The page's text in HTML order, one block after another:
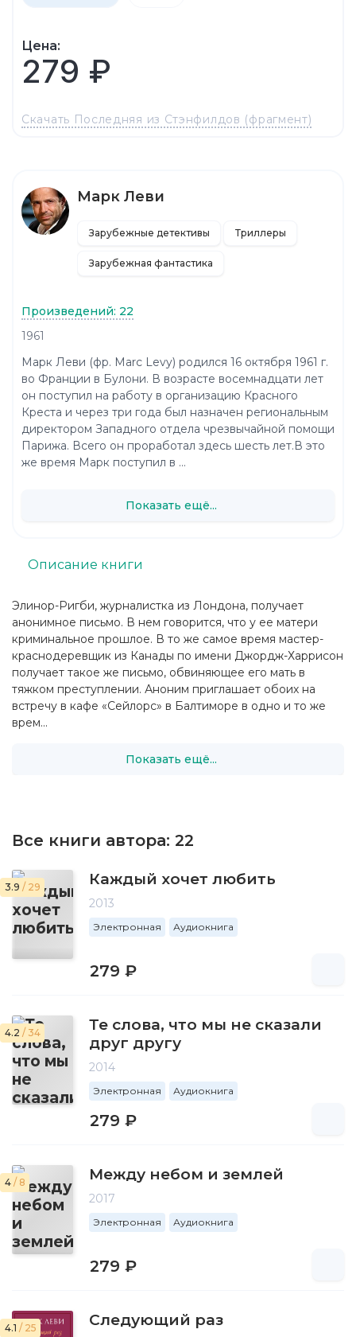
Цена:
279 ₽
Скачать Последняя из Стэнфилдов (фрагмент)
Элинор-Ригби, журналистка из Лондона, получает
анонимное письмо. В нем говорится, что у ее матери
криминальное прошлое. В то же самое время мастер-
краснодеревщик из Канады по имени Джордж-Харрисон
получает такое же письмо, обвиняющее его мать в
тяжком преступлении. Аноним приглашает обоих на
встречу в кафе «Сейлорс» в Балтиморе в одно и то же
врем...
Показать ещё...
Описание книги
Все книги автора: 22
3.9 / 29 Каждый хочет любить
2013
Электронная Аудиокнига
279 ₽
4.2 / 34
Те слова, что мы не сказали
друг другу
2014
Электронная Аудиокнига
279 ₽
4 / 8 Между небом и землей
2017
Электронная Аудиокнига
279 ₽
4.1 / 25 Следующий раз
Марк Леви
Зарубежные детективы Триллеры
Зарубежная фантастика
Произведений: 22
1961
Марк Леви (фр. Marc Levy) родился 16 октября 1961 г.
во Франции в Булони. В возрасте восемнадцати лет
он поступил на работу в организацию Красного
Креста и через три года был назначен региональным
директором Западного отдела чрезвычайной помощи
Парижа. Всего он проработал здесь шесть лет.В это
же время Марк поступил в ...
Показать ещё...